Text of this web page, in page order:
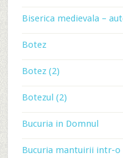
Biserica medievala –
Botez
Botez (2)
Botezul (2)
Bucuria in Domnul
Bucuria mantuirii intr-o